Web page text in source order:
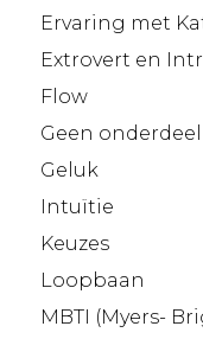
Ervaring met
Extrovert en
Flow
Geen
Geluk
Intuïtie
Keuzes
Loopbaan
MBTI (Myers-